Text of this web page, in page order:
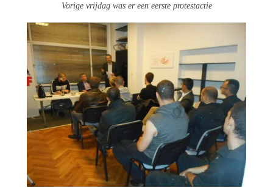
Vorige vrijdag was er een eerste protestactie